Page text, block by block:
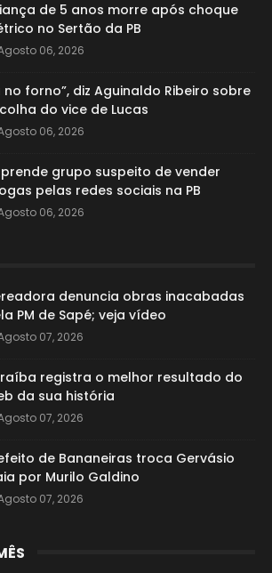
de 5 anos morre após choque
no Sertão da PB
06, 2026
no forno”, diz Aguinaldo Ribeiro sobre
do vice de Lucas
06, 2026
prende grupo suspeito de vender
pelas redes sociais na PB
06, 2026
denuncia obras inacabadas
PM de Sapé; veja vídeo
07, 2026
registra o melhor resultado do
da sua história
07, 2026
de Bananeiras troca Gervásio
por Murilo Galdino
07, 2026